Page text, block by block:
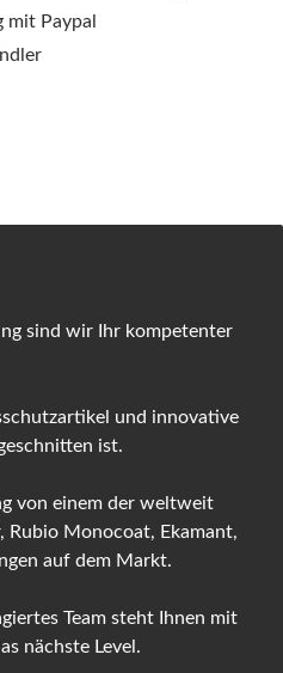
mit Paypal
sind wir Ihr kompetenter
und innovative
ist.
von einem der weltweit
Monocoat, Ekamant,
auf dem Markt.
Team steht Ihnen mit
nächste Level.